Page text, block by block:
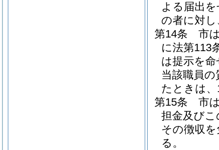
よる届出
の者に対
第14条
市
に法第113
は提示を
当該職員
たときは
第15条
市
担金及び
その徴収
る。